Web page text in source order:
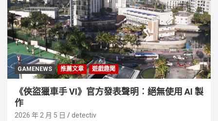
GAMENEWS 推薦文章 遊戲趣聞
《俠盜獵車手 VI》官方發表聲明︰絕無使用 AI 製
作
2026 年 2 月 5 日 detectiv